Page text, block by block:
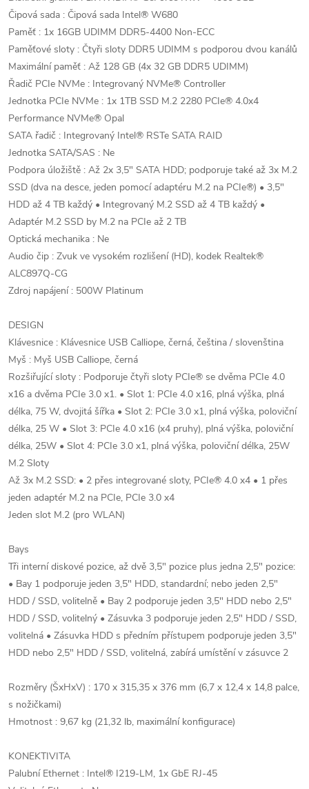
Čipová sada : Čipová sada Intel® W680
Paměť : 1x 16GB UDIMM DDR5-4400 Non-ECC
Paměťové sloty : Čtyři sloty DDR5 UDIMM s podporou dvou kanálů
Maximální paměť : Až 128 GB (4x 32 GB DDR5 UDIMM)
Řadič PCIe NVMe : Integrovaný NVMe® Controller
Jednotka PCIe NVMe : 1x 1TB SSD M.2 2280 PCIe® 4.0x4
Performance NVMe® Opal
SATA řadič : Integrovaný Intel® RSTe SATA RAID
Jednotka SATA/SAS : Ne
Podpora úložiště : Až 2x 3,5" SATA HDD; podporuje také až 3x M.2
SSD (dva na desce, jeden pomocí adaptéru M.2 na PCIe®) • 3,5"
HDD až 4 TB každý • Integrovaný M.2 SSD až 4 TB každý •
Adaptér M.2 SSD by M.2 na PCIe až 2 TB
Optická mechanika : Ne
Audio čip : Zvuk ve vysokém rozlišení (HD), kodek Realtek®
ALC897Q-CG
Zdroj napájení : 500W Platinum
DESIGN
Klávesnice : Klávesnice USB Calliope, černá, čeština / slovenština
Myš : Myš USB Calliope, černá
Rozšiřující sloty : Podporuje čtyři sloty PCIe® se dvěma PCIe 4.0
x16 a dvěma PCIe 3.0 x1. • Slot 1: PCIe 4.0 x16, plná výška, plná
délka, 75 W, dvojitá šířka • Slot 2: PCIe 3.0 x1, plná výška, poloviční
délka, 25 W • Slot 3: PCIe 4.0 x16 (x4 pruhy), plná výška, poloviční
délka, 25W • Slot 4: PCIe 3.0 x1, plná výška, poloviční délka, 25W
M.2 Sloty
Až 3x M.2 SSD: • 2 přes integrované sloty, PCIe® 4.0 x4 • 1 přes
jeden adaptér M.2 na PCIe, PCIe 3.0 x4
Jeden slot M.2 (pro WLAN)
Bays
Tři interní diskové pozice, až dvě 3,5" pozice plus jedna 2,5" pozice:
• Bay 1 podporuje jeden 3,5" HDD, standardní; nebo jeden 2,5"
HDD / SSD, volitelně • Bay 2 podporuje jeden 3,5" HDD nebo 2,5"
HDD / SSD, volitelný • Zásuvka 3 podporuje jeden 2,5" HDD / SSD,
volitelná • Zásuvka HDD s předním přístupem podporuje jeden 3,5"
HDD nebo 2,5" HDD / SSD, volitelná, zabírá umístění v zásuvce 2
Rozměry (ŠxHxV) : 170 x 315,35 x 376 mm (6,7 x 12,4 x 14,8 palce,
s nožičkami)
Hmotnost : 9,67 kg (21,32 lb, maximální konfigurace)
KONEKTIVITA
Palubní Ethernet : Intel® I219-LM, 1x GbE RJ-45